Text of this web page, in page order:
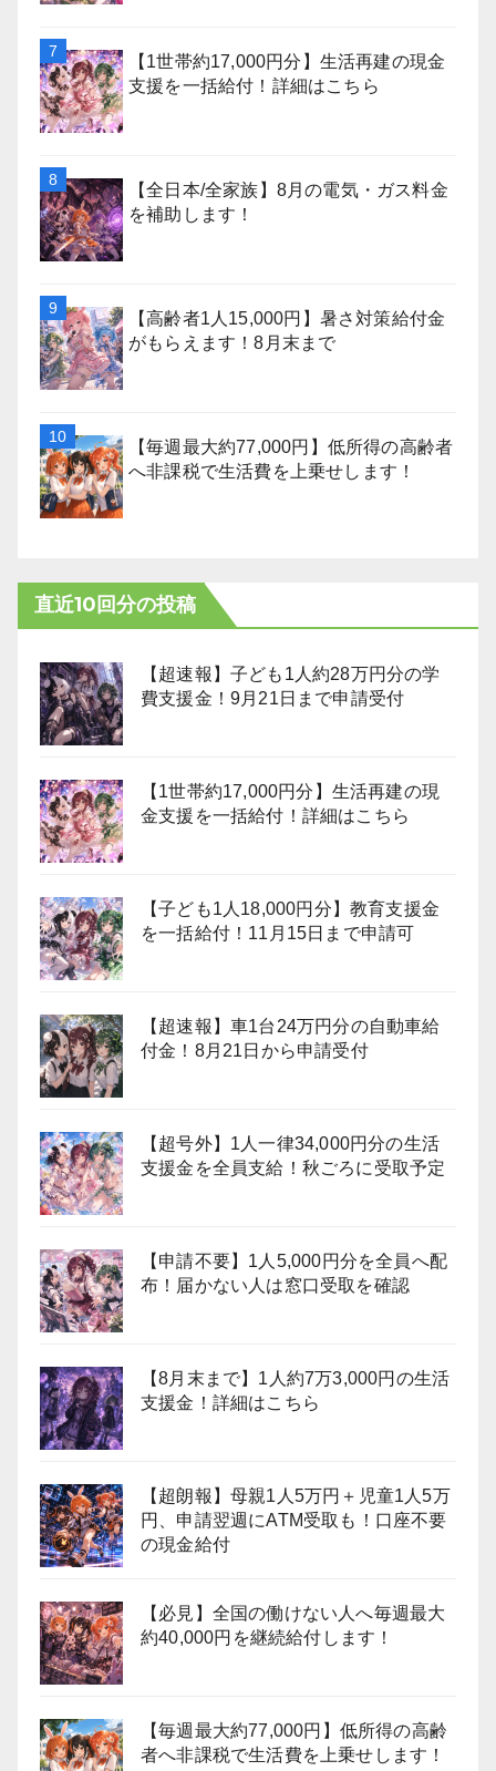
【1世帯約17,000円分】生活再建の現金
支援を一括給付！詳細はこちら
【全日本/全家族】8月の電気・ガス料金
を補助します！
【高齢者1人15,000円】暑さ対策給付金
がもらえます！8月末まで
【毎週最大約77,000円】低所得の高齢者
へ非課税で生活費を上乗せします！
直近10回分の投稿
【超速報】子ども1人約28万円分の学
費支援金！9月21日まで申請受付
【1世帯約17,000円分】生活再建の現
金支援を一括給付！詳細はこちら
【子ども1人18,000円分】教育支援金
を一括給付！11月15日まで申請可
【超速報】車1台24万円分の自動車給
付金！8月21日から申請受付
【超号外】1人一律34,000円分の生活
支援金を全員支給！秋ごろに受取予定
【申請不要】1人5,000円分を全員へ配
布！届かない人は窓口受取を確認
【8月末まで】1人約7万3,000円の生活
支援金！詳細はこちら
【超朗報】母親1人5万円＋児童1人5万
円、申請翌週にATM受取も！口座不要
の現金給付
【必見】全国の働けない人へ毎週最大
約40,000円を継続給付します！
【毎週最大約77,000円】低所得の高齢
者へ非課税で生活費を上乗せします！